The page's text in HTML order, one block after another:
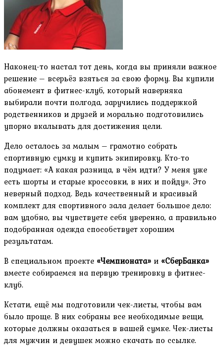
Наконец-то настал тот день, когда вы приняли важное
решение – всерьёз взяться за свою форму. Вы купили
абонемент в фитнес-клуб, который наверняка
выбирали почти полгода, заручились поддержкой
родственников и друзей и морально подготовились
упорно вкалывать для достижения цели.
Дело осталось за малым – грамотно собрать
спортивную сумку и купить экипировку. Кто-то
подумает: «А какая разница, в чём идти? У меня уже
есть шорты и старые кроссовки, в них и пойду». Это
неверный подход. Ведь качественный и красивый
комплект для спортивного зала делает большое дело:
вам удобно, вы чувствуете себя уверенно, а правильно
подобранная одежда способствует хорошим
результатам.
В специальном проекте «Чемпионата» и «СберБанка»
вместе собираемся на первую тренировку в фитнес-
клуб.
Кстати, ещё мы подготовили чек-листы, чтобы вам
было проще. В них собраны все необходимые вещи,
которые должны оказаться в вашей сумке. Чек-листы
для мужчин и девушек можно скачать по ссылке.